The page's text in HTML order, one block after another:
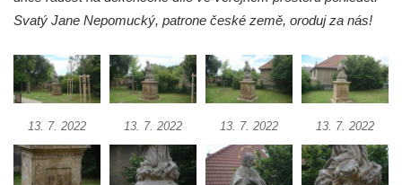
Socha Hercula ve Voigtových sadech v
Pomník Josefa Aloise Tichatschka v ulici 5.
května v Teplicích nad Metují
Socha svatého Floriana v ulici 5. května v
Teplicích nad Metují
Reliéf horolezce na domě čp. 13 v Horní
Svatý Jane Nepomucký, patrone české země, oroduj za nás!
13. 7. 2022 13. 7. 2022 13. 7. 2022 13. 7. 2022